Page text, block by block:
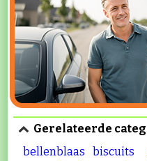
Gerelateerde
bellenblaas
biscuits